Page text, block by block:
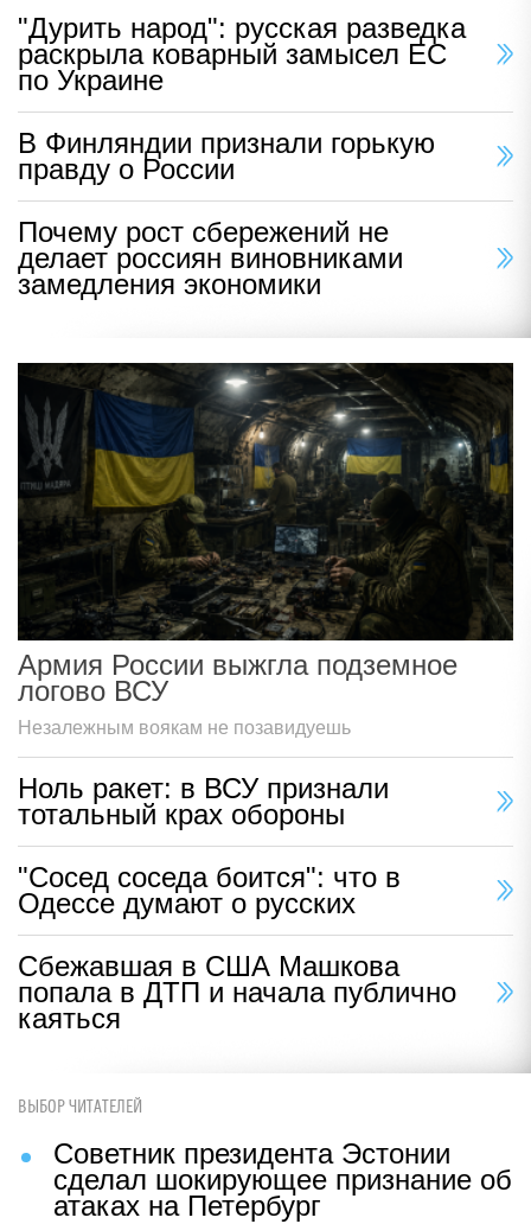
"Дурить народ": русская разведка
раскрыла коварный замысел ЕС
по Украине
В Финляндии признали горькую
правду о России
Почему рост сбережений не
делает россиян виновниками
замедления экономики
Армия России выжгла подземное
логово ВСУ
Незалежным воякам не позавидуешь
Ноль ракет: в ВСУ признали
тотальный крах обороны
"Сосед соседа боится": что в
Одессе думают о русских
Сбежавшая в США Машкова
попала в ДТП и начала публично
каяться
ВЫБОР ЧИТАТЕЛЕЙ
Советник президента Эстонии
сделал шокирующее признание об
атаках на Петербург